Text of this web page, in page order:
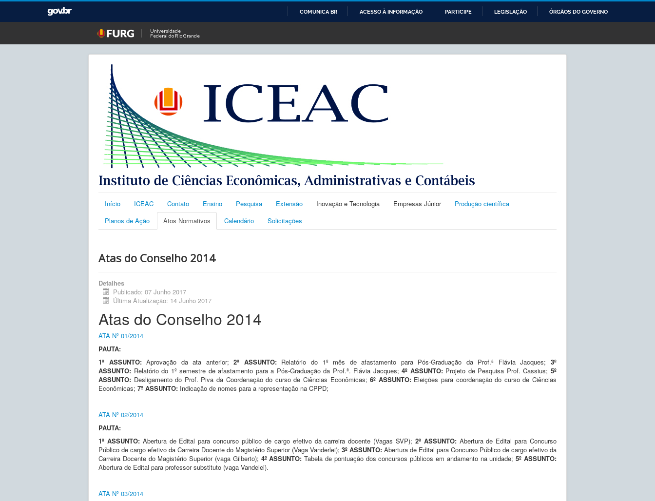
O
CONTEÚDO
COMUNICA BR ACESSO À INFORMAÇÃO PARTICIPE LEGISLAÇÃO ÓRGÃOS DO GOVERNO
Universidade
Federal do Rio Grande
Início ICEAC Contato Ensino Pesquisa Extensão Inovação e Tecnologia Empresas Júnior
Produção científica
Planos de Ação
Atos Normativos Calendário Solicitações
Atas do Conselho 2014
Detalhes
Publicado: 07 Junho 2017
Última Atualização: 14 Junho 2017
Atas do Conselho 2014
ATA Nº 01/2014
PAUTA:
1º ASSUNTO:Aprovação da ata anterior;2º ASSUNTO: Relatório do 1º mês de afastamento para Pós-Graduação da Prof.ª Flávia Jacques;3º
ASSUNTO: Relatório do 1º semestre de afastamento para a Pós-Graduação da Prof.ª. Flávia Jacques;4º ASSUNTO:Projeto de Pesquisa Prof. Cassius;5º
ASSUNTO: Desligamento do Prof. Piva da Coordenação do curso de Ciências Econômicas;6º ASSUNTO: Eleições para coordenação do curso de Ciências
Econômicas; 7º ASSUNTO: Indicação de nomes para a representação na CPPD;
ATA Nº 02/2014
PAUTA:
1º ASSUNTO: Abertura de Edital para concurso público de cargo efetivo da carreira docente (Vagas SVP); 2º ASSUNTO: Abertura de Edital para Concurso
Público de cargo efetivo da Carreira Docente do Magistério Superior (Vaga Vanderlei); 3º ASSUNTO: Abertura de Edital para Concurso Público de cargo efetivo da
Carreira Docente do Magistério Superior (vaga Gilberto); 4º ASSUNTO:Tabela de pontuação dos concursos públicos em andamento na unidade;5º ASSUNTO:
Abertura de Edital para professor substituto (vaga Vandelei).
ATA Nº 03/2014